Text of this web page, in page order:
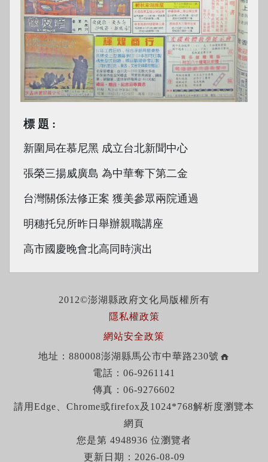
標題
新圍局在慕尼黑 成立台北新聞中心
張榮三揚威廣島 為中華奪下第二金
台灣關係法修正案 獲美參眾兩院通過
明穗托兒所昨日舉辦親職講座
高市國慶晚會北高同時演出
2012©澎湖縣政府文化局版權所有
隱私權政策
網站安全政策
地址：880008澎湖縣馬公市中華路230號
電話：06-9261141
傳真：06-9276602
請用Edge、Chrome或firefox及1024*768解析度瀏覽本
網頁
您是第 4948936 位瀏覽者
更新日期：2026-08-09